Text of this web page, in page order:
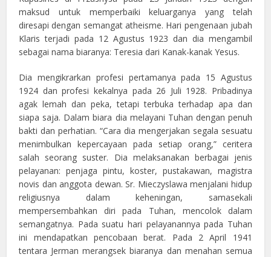
maksud untuk memperbaiki keluarganya yang telah
diresapi dengan semangat atheisme. Hari pengenaan jubah
Klaris terjadi pada 12 Agustus 1923 dan dia mengambil
sebagai nama biaranya: Teresia dari Kanak-kanak Yesus.
Dia mengikrarkan profesi pertamanya pada 15 Agustus
1924 dan profesi kekalnya pada 26 Juli 1928. Pribadinya
agak lemah dan peka, tetapi terbuka terhadap apa dan
siapa saja. Dalam biara dia melayani Tuhan dengan penuh
bakti dan perhatian. “Cara dia mengerjakan segala sesuatu
menimbulkan kepercayaan pada setiap orang,” ceritera
salah seorang suster. Dia melaksanakan berbagai jenis
pelayanan: penjaga pintu, koster, pustakawan, magistra
novis dan anggota dewan. Sr. Mieczyslawa menjalani hidup
religiusnya dalam keheningan, samasekali
mempersembahkan diri pada Tuhan, mencolok dalam
semangatnya. Pada suatu hari pelayanannya pada Tuhan
ini mendapatkan pencobaan berat. Pada 2 April 1941
tentara Jerman merangsek biaranya dan menahan semua